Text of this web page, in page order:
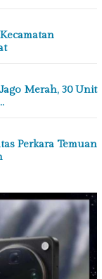
Merah, 30 Unit
Perkara Temuan